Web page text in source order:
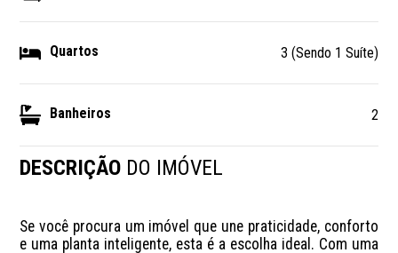
Quartos 3 (Sendo 1 Suíte)
Banheiros 2
DESCRIÇÃO DO IMÓVEL
Se você procura um imóvel que une praticidade, conforto
e uma planta inteligente, esta é a escolha ideal. Com uma